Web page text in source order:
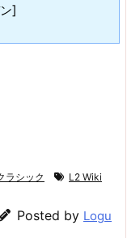
]
ラシック L2 Wiki
Posted by Logu